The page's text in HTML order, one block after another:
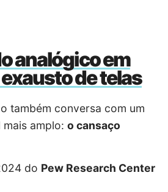
analógico em
de telas
também conversa com um
amplo: o cansaço
do Pew Research Center